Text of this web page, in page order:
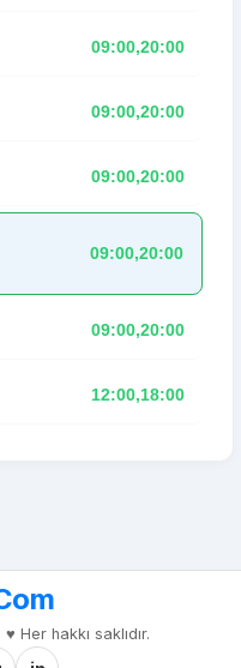
09:00,20:00
09:00,20:00
09:00,20:00
09:00,20:00
09:00,20:00
12:00,18:00
hakkı saklıdır.